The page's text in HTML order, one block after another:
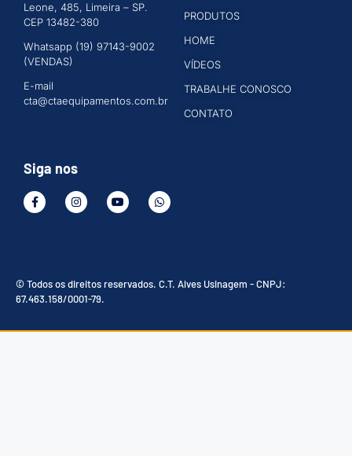
Leone, 485, Limeira – SP.
CEP 13482-380
Whatsapp (19) 97143-9002
(VENDAS)
E-mail
cta@ctaequipamentos.com.br
PRODUTOS
HOME
VÍDEOS
TRABALHE CONOSCO
CONTATO
Siga nos
© Todos os direitos reservados. C.T. Alves Usinagem - CNPJ:
67.463.158/0001-79.